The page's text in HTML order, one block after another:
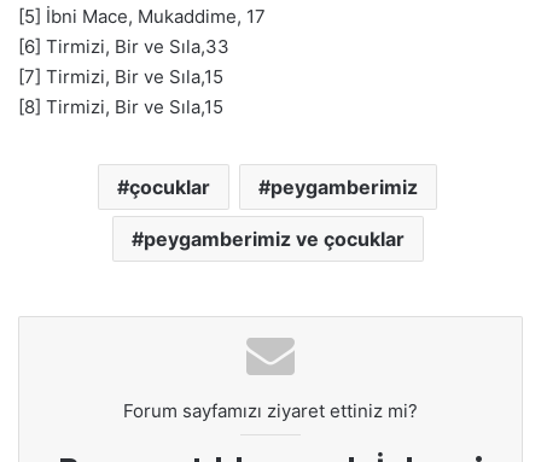
[5] İbni Mace, Mukaddime, 17
[6] Tirmizi, Bir ve Sıla,33
[7] Tirmizi, Bir ve Sıla,15
[8] Tirmizi, Bir ve Sıla,15
çocuklar peygamberimiz
peygamberimiz ve çocuklar
Forum sayfamızı ziyaret ettiniz mi?